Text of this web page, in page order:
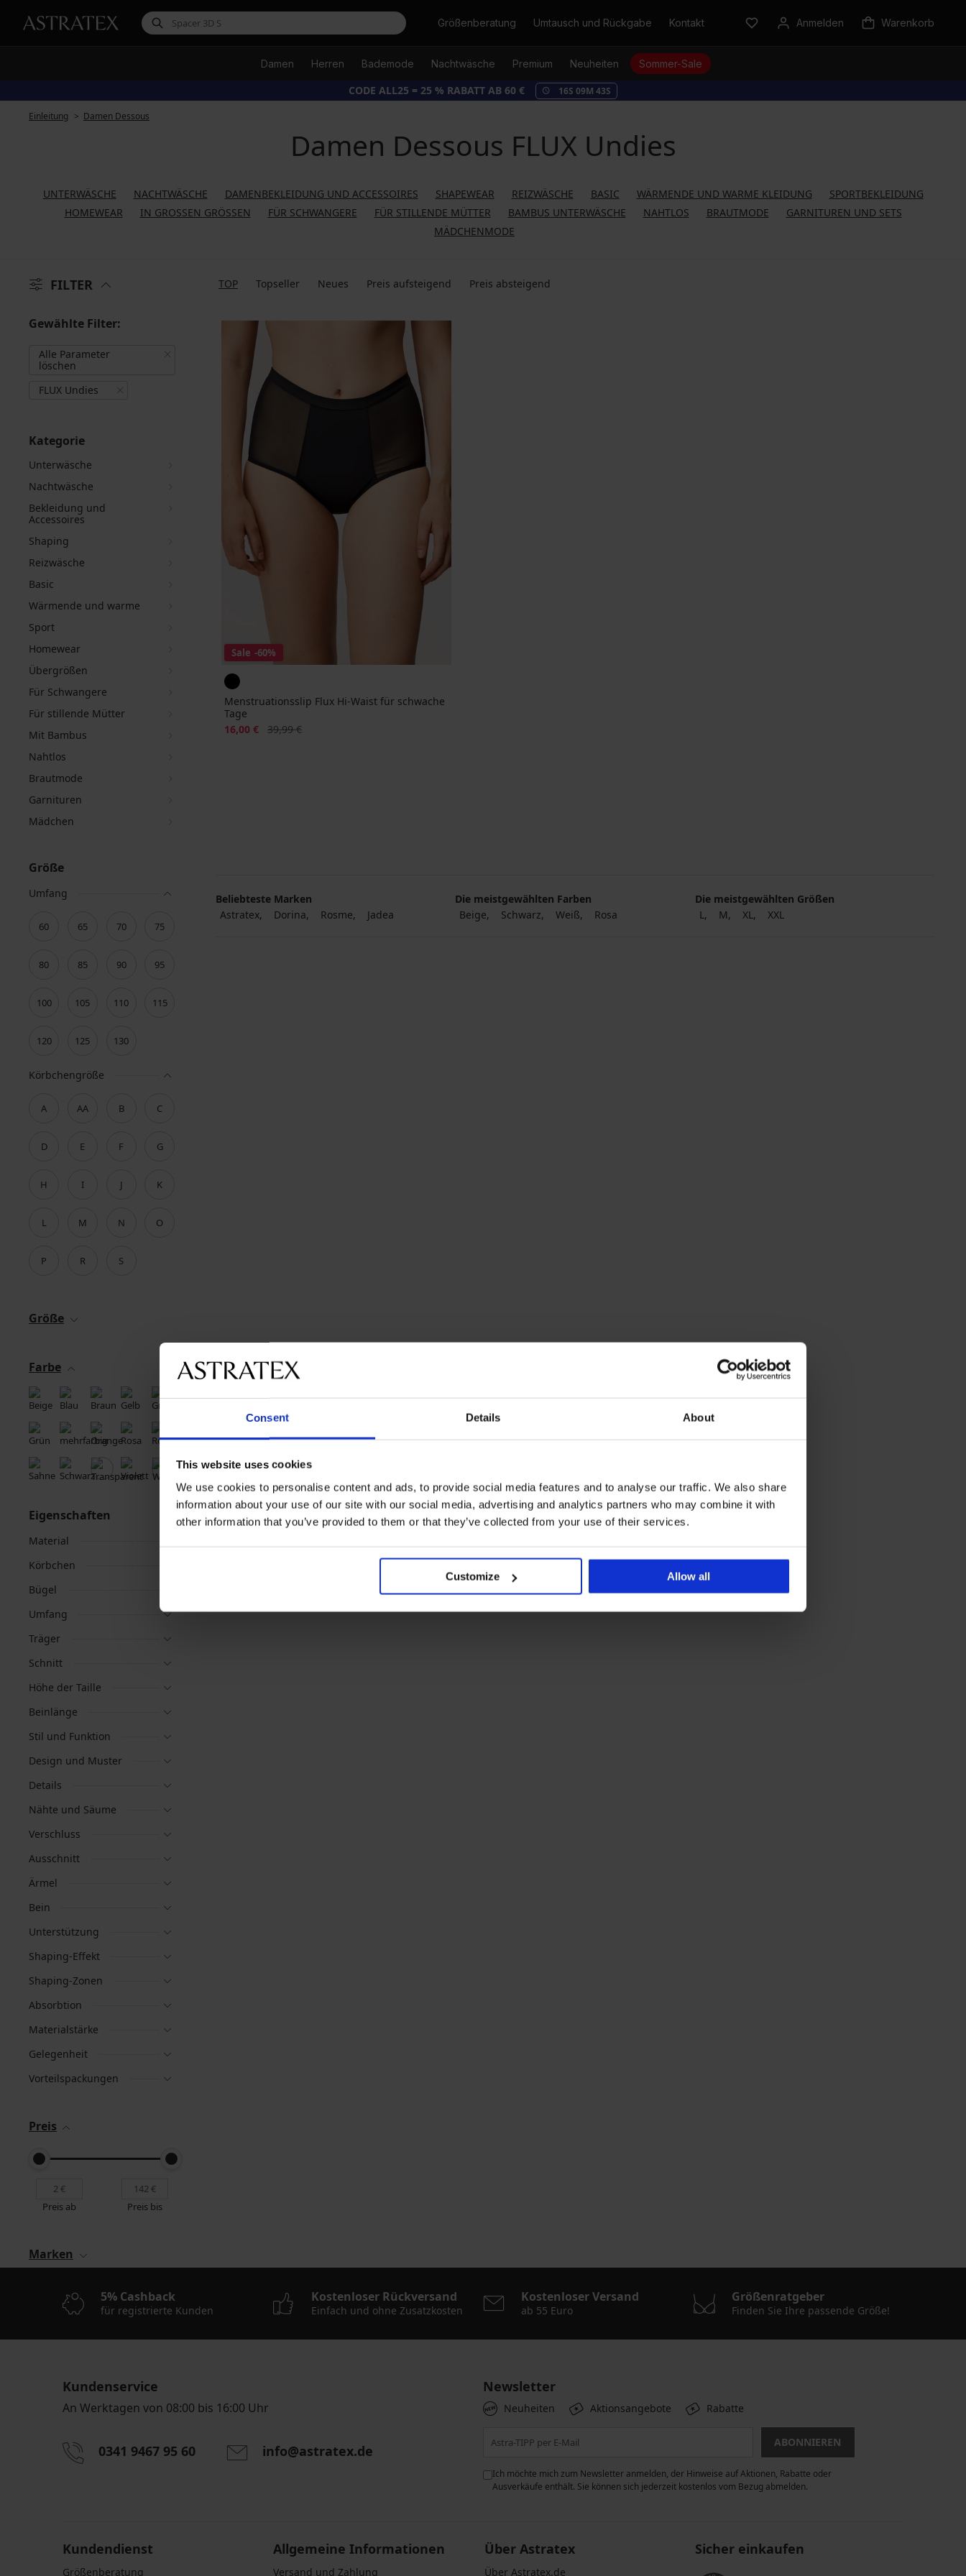
Consent Details About
This website uses cookies
We use cookies to personalise content and ads, to provide social media features and to analyse our traffic. We also share
information about your use of our site with our social media, advertising and analytics partners who may combine it with
other information that you’ve provided to them or that they’ve collected from your use of their services.
Customize Allow all
SucheGrößenberatung Umtausch und Rückgabe Kontakt Anmelden Warenkorb
Damen Herren Bademode Nachtwäsche Premium Neuheiten Sommer-Sale
CODE ALL25 = 25 % RABATT AB 60 € 16S 09M 43S
Einleitung Damen Dessous
Damen Dessous FLUX Undies
UNTERWÄSCHE NACHTWÄSCHE DAMENBEKLEIDUNG UND ACCESSOIRES SHAPEWEAR REIZWÄSCHE BASIC WÄRMENDE UND WARME KLEIDUNG
SPORTBEKLEIDUNG
HOMEWEAR
IN GROSSEN GRÖSSEN FÜR SCHWANGERE FÜR STILLENDE MÜTTER BAMBUS UNTERWÄSCHE NAHTLOS BRAUTMODE
GARNITUREN UND SETS
MÄDCHENMODE
FILTER TOP Topseller Neues Preis aufsteigend Preis absteigend
Gewählte Filter:
Alle Parameter
löschen
FLUX Undies
Kategorie
Unterwäsche
Nachtwäsche
Bekleidung und
Accessoires
Shaping
Reizwäsche
Basic
Wärmende und warme
Sport
Homewear
Übergrößen
Für Schwangere
Für stillende Mütter
Mit Bambus
Nahtlos
Brautmode
Garnituren
Mädchen
Größe
Umfang
60 65 70 75
80 85 90 95
100 105 110 115
120 125 130
Körbchengröße
A AA B C
D E F G
H I J K
L M N O
P R S
Größe
Farbe
Eigenschaften
Material
Körbchen
Bügel
Umfang
Träger
Schnitt
Höhe der Taille
Beinlänge
Stil und Funktion
Design und Muster
Details
Nähte und Säume
Verschluss
Ausschnitt
Ärmel
Bein
Unterstützung
Shaping-Effekt
Shaping-Zonen
Absorbtion
Materialstärke
Gelegenheit
Vorteilspackungen
Preis
Preis ab Preis bis
Marken
Sale -60%
Menstruationsslip Flux Hi-Waist für schwache
Tage
Rabatt
16,00 € Alter Preis
39,99 €
Beliebteste Marken
Astratex
Dorina Rosme Jadea
Die meistgewählten Farben
Beige
Schwarz Weiß Rosa
Die meistgewählten Größen
L
M XL XXL
5% Cashback
für registrierte Kunden
Kostenloser Rückversand
Einfach und ohne Zusatzkosten
Kostenloser Versand
ab 55 Euro
Größenratgeber
Finden Sie Ihre passende Größe!
Kundenservice
An Werktagen von 08:00 bis 16:00 Uhr
0341 9467 95 60 info@astratex.de
Newsletter
Neuheiten Aktionsangebote Rabatte
ABONNIEREN
Ich möchte mich zum Newsletter anmelden, der Hinweise auf Aktionen, Rabatte oder
Ausverkäufe enthält. Sie können sich jederzeit kostenlos vom Bezug abmelden.
Kundendienst
Größenberatung
Allgemeine Informationen
Versand und Zahlung
Über Astratex
Über Astratex.de
Sicher einkaufen